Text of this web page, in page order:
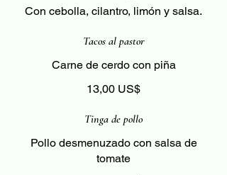
Con cebolla, cilantro, limón y salsa.
Tacos al pastor
Carne de cerdo con piña
13,00 US$
Tinga de pollo
Pollo desmenuzado con salsa de
tomate